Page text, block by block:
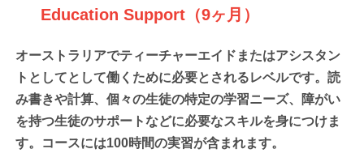
Education Support（9ヶ月）
オーストラリアでティーチャーエイドまたはアシスタン
トとしてとして働くために必要とされるレベルです。読
み書きや計算、個々の生徒の特定の学習ニーズ、障がい
を持つ生徒のサポートなどに必要なスキルを身につけま
す。コースには100時間の実習が含まれます。